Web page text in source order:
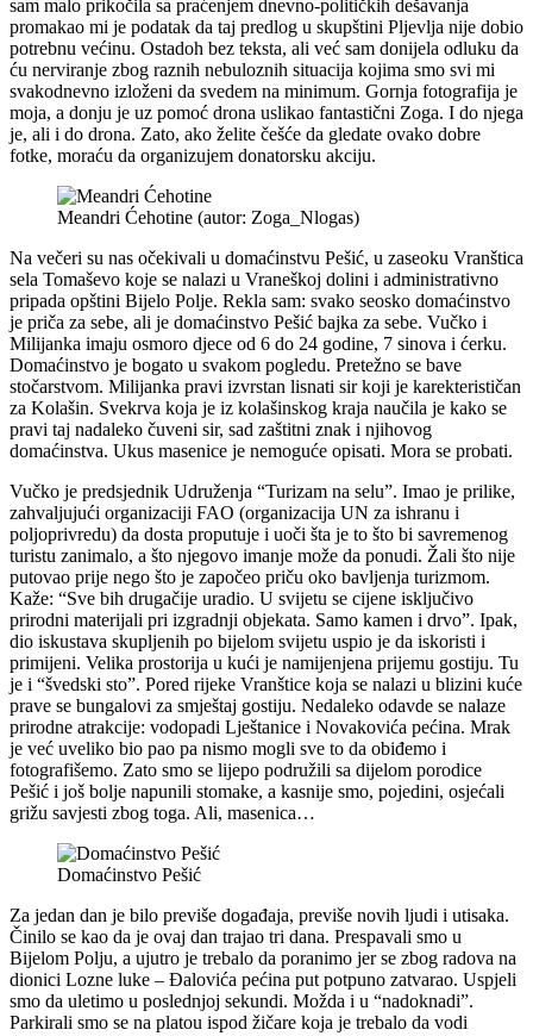
sam malo prikočila sa praćenjem dnevno-političkih dešavanja
promakao mi je podatak da taj predlog u skupštini Pljevlja nije dobio
potrebnu većinu. Ostadoh bez teksta, ali već sam donijela odluku da
ću nerviranje zbog raznih nebuloznih situacija kojima smo svi mi
svakodnevno izloženi da svedem na minimum. Gornja fotografija je
moja, a donju je uz pomoć drona uslikao fantastični Zoga. I do njega
je, ali i do drona. Zato, ako želite češće da gledate ovako dobre
fotke, moraću da organizujem donatorsku akciju.
Meandri Ćehotine (autor: Zoga_Nlogas)
Na večeri su nas očekivali u domaćinstvu Pešić, u zaseoku Vranštica
sela Tomaševo koje se nalazi u Vraneškoj dolini i administrativno
pripada opštini Bijelo Polje. Rekla sam: svako seosko domaćinstvo
je priča za sebe, ali je domaćinstvo Pešić bajka za sebe. Vučko i
Milijanka imaju osmoro djece od 6 do 24 godine, 7 sinova i ćerku.
Domaćinstvo je bogato u svakom pogledu. Pretežno se bave
stočarstvom. Milijanka pravi izvrstan lisnati sir koji je karekterističan
za Kolašin. Svekrva koja je iz kolašinskog kraja naučila je kako se
pravi taj nadaleko čuveni sir, sad zaštitni znak i njihovog
domaćinstva. Ukus masenice je nemoguće opisati. Mora se probati.
Vučko je predsjednik Udruženja “Turizam na selu”. Imao je prilike,
zahvaljujući organizaciji FAO (organizacija UN za ishranu i
poljoprivredu) da dosta proputuje i uoči šta je to što bi savremenog
turistu zanimalo, a što njegovo imanje može da ponudi. Žali što nije
putovao prije nego što je započeo priču oko bavljenja turizmom.
Kaže: “Sve bih drugačije uradio. U svijetu se cijene isključivo
prirodni materijali pri izgradnji objekata. Samo kamen i drvo”. Ipak,
dio iskustava skupljenih po bijelom svijetu uspio je da iskoristi i
primijeni. Velika prostorija u kući je namijenjena prijemu gostiju. Tu
je i “švedski sto”. Pored rijeke Vranštice koja se nalazi u blizini kuće
prave se bungalovi za smještaj gostiju. Nedaleko odavde se nalaze
prirodne atrakcije: vodopadi Lještanice i Novakovića pećina. Mrak
je već uveliko bio pao pa nismo mogli sve to da obiđemo i
fotografišemo. Zato smo se lijepo podružili sa dijelom porodice
Pešić i još bolje napunili stomake, a kasnije smo, pojedini, osjećali
grižu savjesti zbog toga. Ali, masenica…
Domaćinstvo Pešić
Za jedan dan je bilo previše događaja, previše novih ljudi i utisaka.
Činilo se kao da je ovaj dan trajao tri dana. Prespavali smo u
Bijelom Polju, a ujutro je trebalo da poranimo jer se zbog radova na
dionici Lozne luke – Đalovića pećina put potpuno zatvarao. Uspjeli
smo da uletimo u poslednjoj sekundi. Možda i u “nadoknadi”.
Parkirali smo se na platou ispod žičare koja je trebalo da vodi